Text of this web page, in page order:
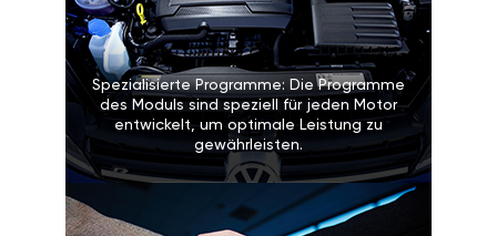
Spezialisierte Programme: Die Programme
des Moduls sind speziell für jeden Motor
entwickelt, um optimale Leistung zu
gewährleisten.